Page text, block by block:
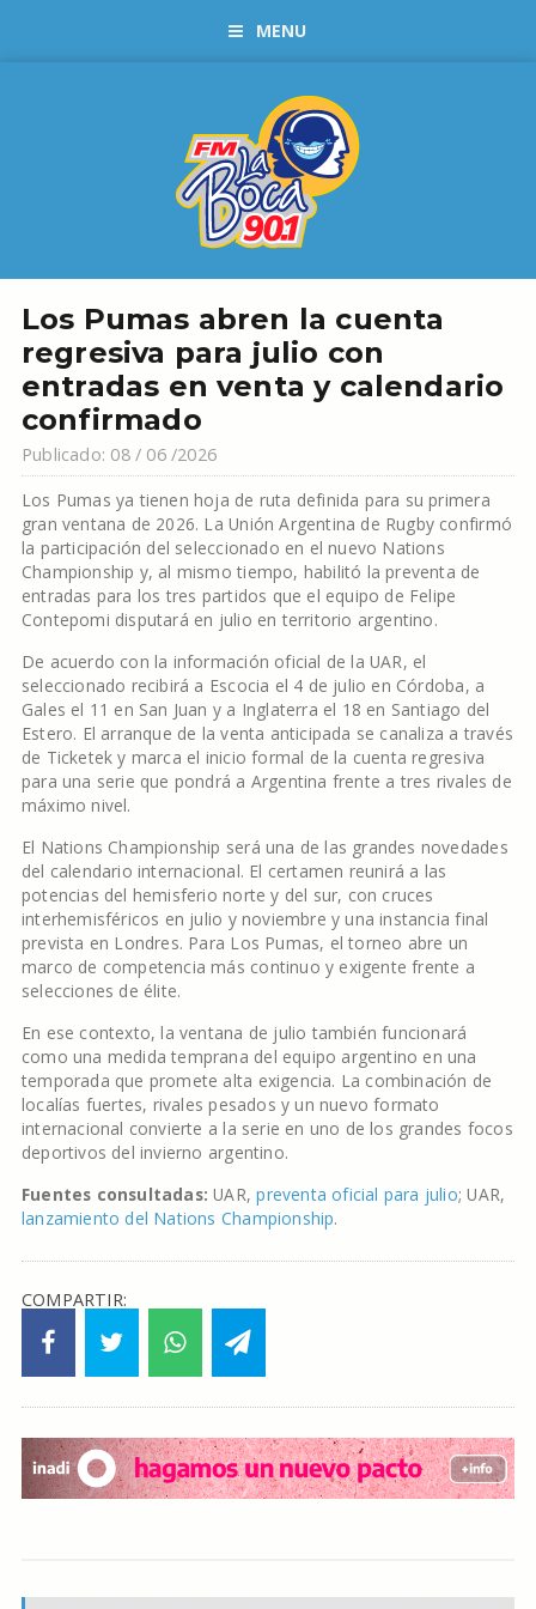
MENU
Los Pumas abren la cuenta
regresiva para julio con
entradas en venta y calendario
confirmado
Publicado: 08 / 06 /2026
Los Pumas ya tienen hoja de ruta definida para su primera
gran ventana de 2026. La Unión Argentina de Rugby confirmó
la participación del seleccionado en el nuevo Nations
Championship y, al mismo tiempo, habilitó la preventa de
entradas para los tres partidos que el equipo de Felipe
Contepomi disputará en julio en territorio argentino.
De acuerdo con la información oficial de la UAR, el
seleccionado recibirá a Escocia el 4 de julio en Córdoba, a
Gales el 11 en San Juan y a Inglaterra el 18 en Santiago del
Estero. El arranque de la venta anticipada se canaliza a través
de Ticketek y marca el inicio formal de la cuenta regresiva
para una serie que pondrá a Argentina frente a tres rivales de
máximo nivel.
El Nations Championship será una de las grandes novedades
del calendario internacional. El certamen reunirá a las
potencias del hemisferio norte y del sur, con cruces
interhemisféricos en julio y noviembre y una instancia final
prevista en Londres. Para Los Pumas, el torneo abre un
marco de competencia más continuo y exigente frente a
selecciones de élite.
En ese contexto, la ventana de julio también funcionará
como una medida temprana del equipo argentino en una
temporada que promete alta exigencia. La combinación de
localías fuertes, rivales pesados y un nuevo formato
internacional convierte a la serie en uno de los grandes focos
deportivos del invierno argentino.
Fuentes consultadas: UAR,preventa oficial para julio; UAR,
lanzamiento del Nations Championship.
COMPARTIR: